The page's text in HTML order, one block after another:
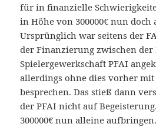
für in finanzielle
in Höhe von 300000€ nun
Ursprünglich war seitens der
der Finanzierung zwischen der
Spielergewerkschaft PFAI
allerdings ohne dies vorher mit
besprechen. Das stieß dann
der PFAI nicht auf
300000€ nun alleine aufbringen.